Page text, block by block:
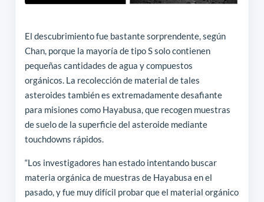
El descubrimiento fue bastante sorprendente, según
Chan, porque la mayoría de tipo S solo contienen
pequeñas cantidades de agua y compuestos
orgánicos. La recolección de material de tales
asteroides también es extremadamente desafiante
para misiones como Hayabusa, que recogen muestras
de suelo de la superficie del asteroide mediante
touchdowns rápidos.
“Los investigadores han estado intentando buscar
materia orgánica de muestras de Hayabusa en el
pasado, y fue muy difícil probar que el material orgánico